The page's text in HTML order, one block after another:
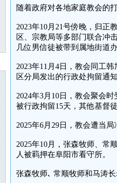
随着政府对各地家庭教会的
2023年10月21号傍晚，归正
区、宗教局等多部门联合冲
几位男信徒被带到属地街道
2023年11月4日，教会同工
区分局发出的行政处拘留通
2024年3月10日，教会聚会
被行政拘留15天，其他基督
2025年6月29日，教会遭当
2025年10月，张森牧师、常
人被羁押在阜阳市看守所。
张森牧师､ 常顺牧师和马涛